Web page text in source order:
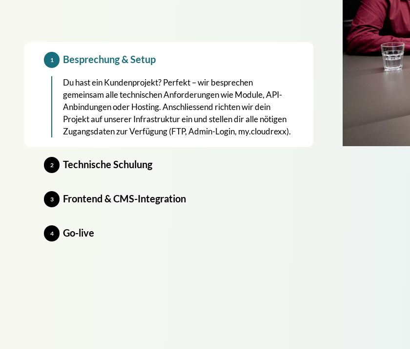
1 Besprechung & Setup
Du hast ein Kundenprojekt? Perfekt – wir besprechen
gemeinsam alle technischen Anforderungen wie Module, API-
Anbindungen oder Hosting. Anschliessend richten wir dein
Projekt auf unserer Infrastruktur ein und stellen dir alle nötigen
Zugangsdaten zur Verfügung (FTP, Admin-Login, my.cloudrexx).
2 Technische Schulung
3 Frontend & CMS-Integration
4 Go-live